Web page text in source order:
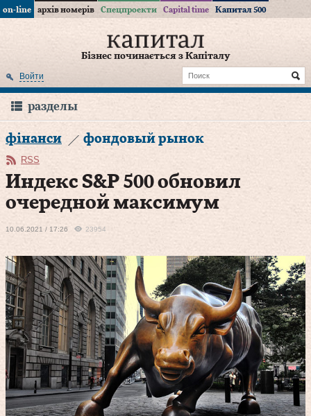
on-line архів номерів Спецпроекти Capital time Капитал 500
Бізнес починається з Капіталу
Войти
разделы
фінанси фондовый рынок
RSS
Индекс S&P 500 обновил
очередной максимум
10.06.2021 / 17:26 23954